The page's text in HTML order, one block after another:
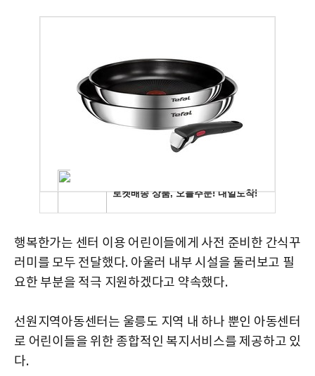
행복한가는 센터 이용 어린이들에게 사전 준비한 간식꾸
러미를 모두 전달했다. 아울러 내부 시설을 둘러보고 필
요한 부분을 적극 지원하겠다고 약속했다.
선원지역아동센터는 울릉도 지역 내 하나 뿐인 아동센터
로 어린이들을 위한 종합적인 복지서비스를 제공하고 있
다.